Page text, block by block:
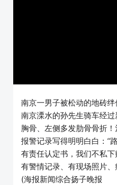
南京一男子被松动的地砖
南京溧水的孙先生骑车经
胸骨、左侧多发肋骨骨折
报警记录写得明明白白：“
有责任认定书，我们不私
有警情记录、有现场照片
(海报新闻综合扬子晚报